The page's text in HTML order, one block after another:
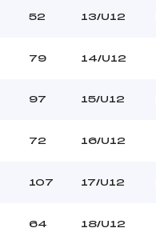
52 13/U12
79 14/U12
97 15/U12
72 16/U12
107 17/U12
64 18/U12